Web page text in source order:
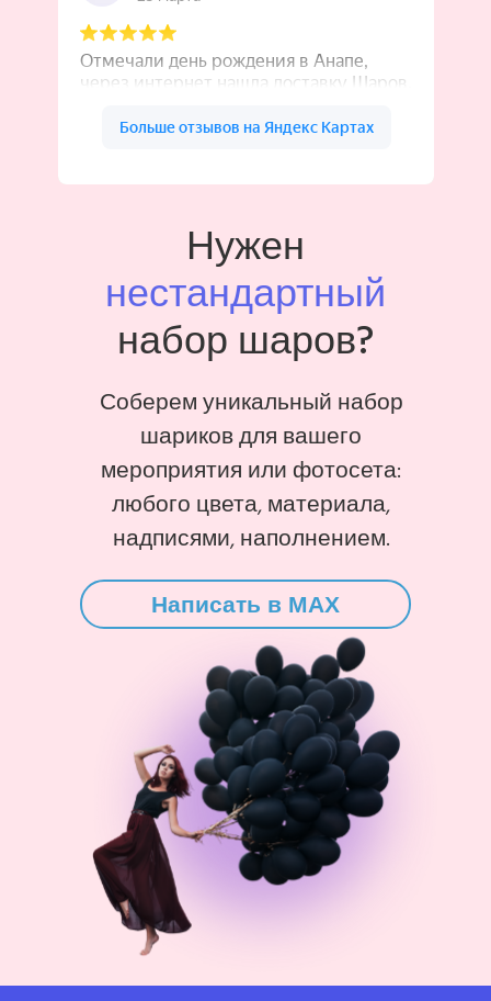
Нужен
нестандартный
набор шаров?
Соберем уникальный набор
шариков для вашего
мероприятия или фотосета:
любого цвета, материала,
надписями, наполнением.
Написать в MAX